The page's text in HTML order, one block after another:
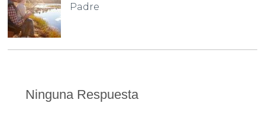
Padre
Ninguna Respuesta